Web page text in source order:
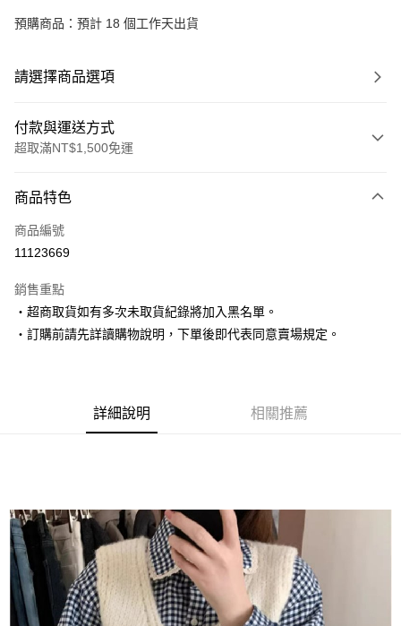
預購商品：預計 18 個工作天出貨
請選擇商品選項
付款與運送方式
超取滿NT$1,500免運
信用卡一次付款
超商取貨付款
Apple Pay
街口支付
便利好安心！
１．簡單：不需註冊會員、不需綁卡、不需儲值。
２．便利：只要手機號碼，簡訊認證，即可結帳。
３．安心：先確認商品／服務後，再付款。
【「AFTEE先享後付」結帳流程】
１．於結帳方式選擇「AFTEE先享後付」後，將跳轉至「AFTEE先享後付」
運送方式
全家取貨付款
每筆NT$80，滿NT$1,500(含以上)免運費
商品特色
商品編號
11123669
銷售重點
‧超商取貨如有多次未取貨紀錄將加入黑名單。
‧訂購前請先詳讀購物說明，下單後即代表同意賣場規定。
詳細說明 相關推薦